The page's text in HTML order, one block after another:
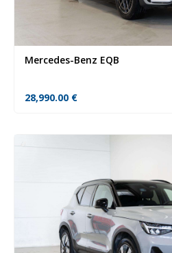
Mercedes-Benz EQB
28,990.00 €